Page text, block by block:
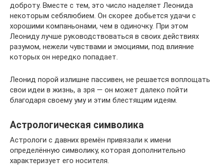
доброту. Вместе с тем, это число наделяет Леонида
некоторым себялюбием. Он скорее добьется удачи с
хорошими компаньонами, чем в одиночку. При этом
Леониду лучше руководствоваться в своих действиях
разумом, нежели чувствами и эмоциями, под влияние
которых он нередко попадает.
Леонид порой излишне пассивен, не решается воплощать
свои идеи в жизнь, а зря — он может далеко пойти
благодаря своему уму и этим блестящим идеям.
Астрологическая символика
Астрологи с давних времён привязали к имени
определённую символику, которая дополнительно
характеризует его носителя.